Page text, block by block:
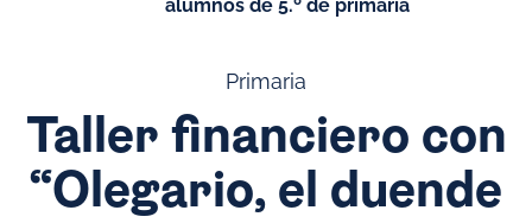
alumnos de 5.º de primaria
Primaria
Taller financiero con
“Olegario, el duende